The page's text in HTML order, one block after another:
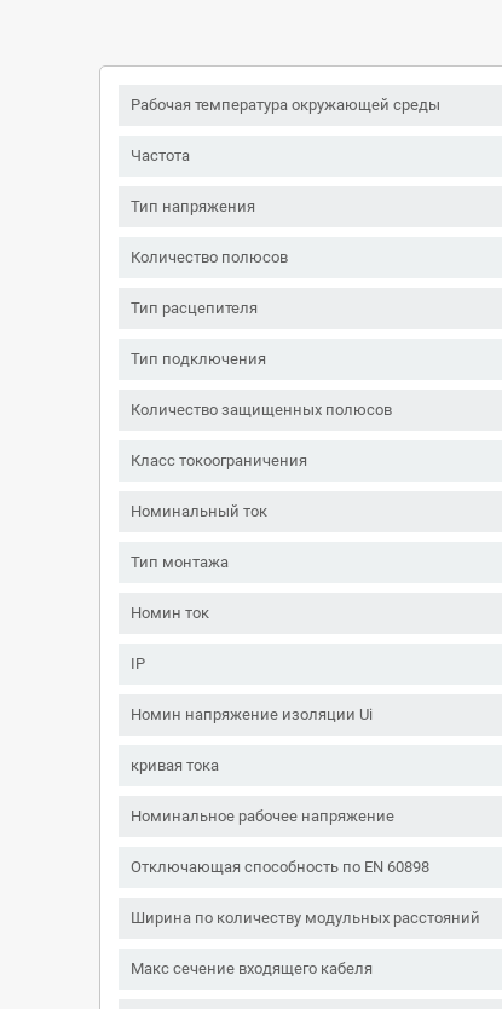
Рабочая температура окружающей среды
Частота
Тип напряжения
Количество полюсов
Тип расцепителя
Тип подключения
Количество защищенных полюсов
Класс токоограничения
Номинальный ток
Тип монтажа
Номин ток
IP
Номин напряжение изоляции Ui
кривая тока
Номинальное рабочее напряжение
Отключающая способность по EN 60898
Ширина по количеству модульных расстояний
Макс сечение входящего кабеля